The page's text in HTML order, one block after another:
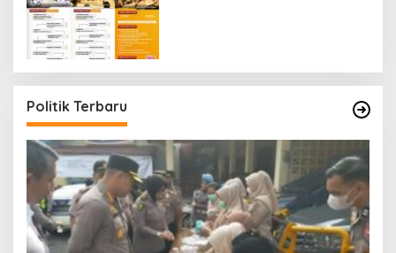
Politik Terbaru